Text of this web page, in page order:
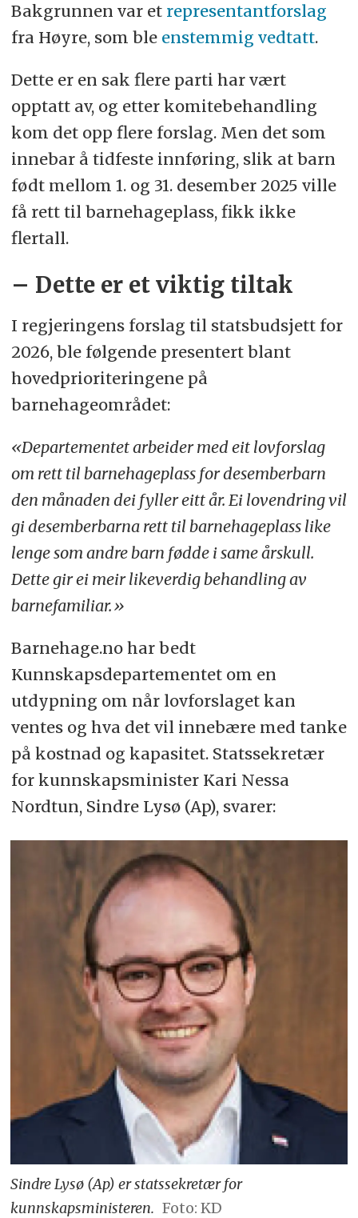
Bakgrunnen var et representantforslag
fra Høyre, som ble enstemmig vedtatt.
Dette er en sak flere parti har vært
opptatt av, og etter komitebehandling
kom det opp flere forslag. Men det som
innebar å tidfeste innføring, slik at barn
født mellom 1. og 31. desember 2025 ville
få rett til barnehageplass, fikk ikke
flertall.
– Dette er et viktig tiltak
I regjeringens forslag til statsbudsjett for
2026, ble følgende presentert blant
hovedprioriteringene på
barnehageområdet:
«Departementet arbeider med eit lovforslag
om rett til barnehageplass for desemberbarn
den månaden dei fyller eitt år. Ei lovendring vil
gi desemberbarna rett til barnehageplass like
lenge som andre barn fødde i same årskull.
Dette gir ei meir likeverdig behandling av
barnefamiliar.»
Barnehage.no har bedt
Kunnskapsdepartementet om en
utdypning om når lovforslaget kan
ventes og hva det vil innebære med tanke
på kostnad og kapasitet. Statssekretær
for kunnskapsminister Kari Nessa
Nordtun, Sindre Lysø (Ap), svarer:
Sindre Lysø (Ap) er statssekretær for
kunnskapsministeren. Foto: KD